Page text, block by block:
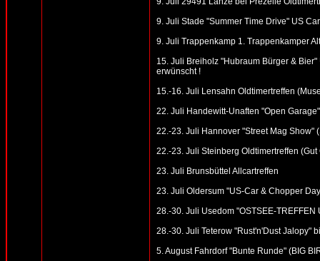
9. Juli Stade "Summer Time Drive" US
9. Juli Trappenkamp 1. Trappenkamper
15. Juli Breiholz "Hubraum Bürger &
erwünscht !
15.-16. Juli Lensahn Oldtimertreffen
22. Juli Handewitt-Unaften "Open
22.-23. Juli Hannover "Street Mag Show"
22.-23. Juli Steinberg Oldtimertreffen
23. Juli Brunsbüttel Allcartreffen
23. Juli Oldersum "US-Car & Chopper
28.-30. Juli Usedom "OSTSEE-TREFFEN
28.-30. Juli Teterow "Rust'n'Dust Jalopy"
5. August Fahrdorf "Bunte Runde" (BIG